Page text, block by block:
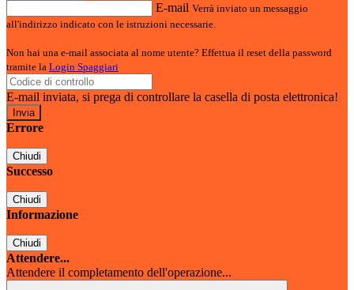
E-mail Verrà inviato un messaggio
all'indirizzo indicato con le istruzioni necessarie.
Non hai una e-mail associata al nome utente? Effettua il reset della password
tramite la Login Spaggiari
E-mail inviata, si prega di controllare la casella di posta elettronica!
Errore
Chiudi
Successo
Chiudi
Informazione
Chiudi
Attendere...
Attendere il completamento dell'operazione...